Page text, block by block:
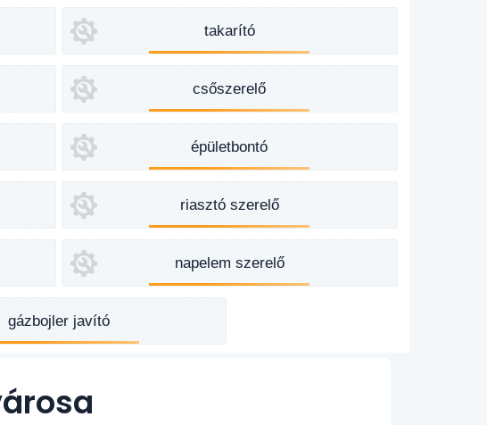
takarító
csőszerelő
épületbontó
riasztó szerelő
napelem szerelő
gázbojler javító